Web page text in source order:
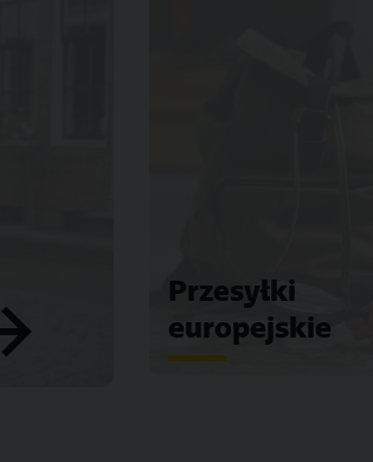
Przesyłki
europejskie